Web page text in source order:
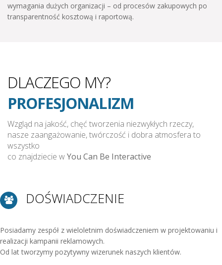
wymagania dużych organizacji – od procesów zakupowych po
transparentność kosztową i raportową.
DLACZEGO MY?
DOŚWIADCZENIE
PROFESJONALIZM
WIEDZA
WSPARCIE
JAKOŚĆ
INNOWACYJNOŚĆ
DOŚWIADCZENIE
Wzgląd na jakość, chęć tworzenia niezwykłych rzeczy,
nasze zaangażowanie, twórczość i dobra atmosfera to
wszystko
co znajdziecie wYou Can Be Interactive
DOŚWIADCZENIE
Posiadamy zespół z wieloletnim doświadczeniem w projektowaniu i
realizacji kampanii reklamowych.
Od lat tworzymy pozytywny wizerunek naszych klientów.